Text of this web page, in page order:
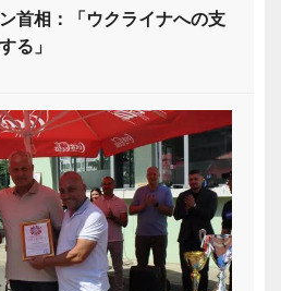
首相：「ウクライナへの支
る」